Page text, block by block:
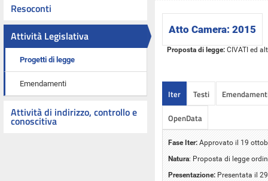
Resoconti
Attività Legislativa
Progetti di legge
Emendamenti
Attività di indirizzo, controllo e
conoscitiva
Atto Camera: 2015
Proposta di legge:CIVATI ed
Iter Testi
OpenData
Fase Iter: Approvato il 19
Natura: Proposta di legge
Presentazione: Presentata il